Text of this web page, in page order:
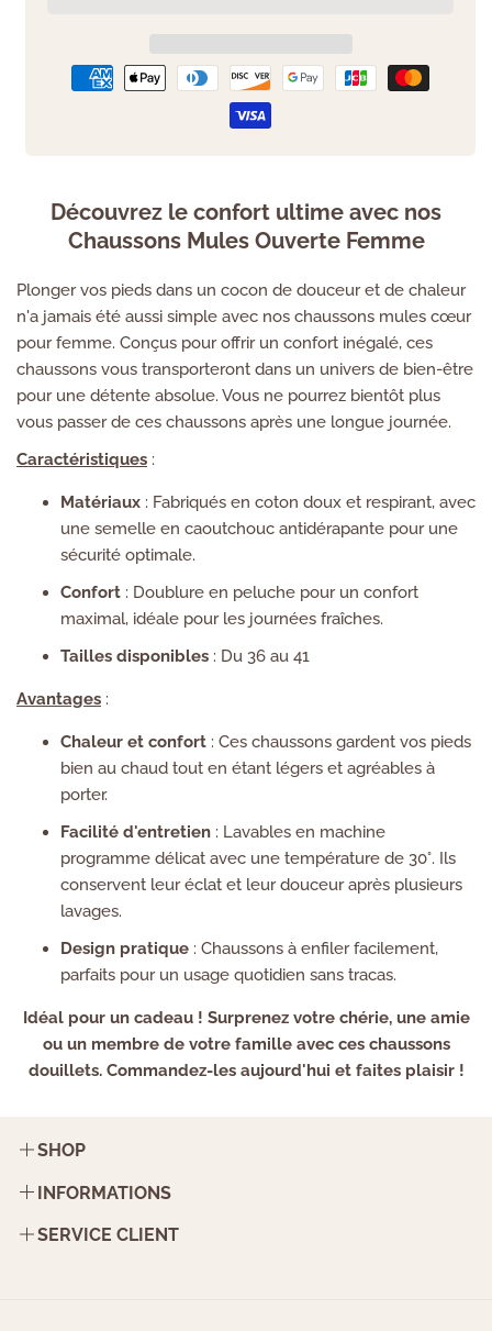
Découvrez le confort ultime avec nos
Chaussons Mules Ouverte Femme
Plonger vos pieds dans un cocon de douceur et de chaleur
n'a jamais été aussi simple avec nos chaussons mules cœur
pour femme. Conçus pour offrir un confort inégalé, ces
chaussons vous transporteront dans un univers de bien-être
pour une détente absolue. Vous ne pourrez bientôt plus
vous passer de ces chaussons après une longue journée.
Caractéristiques :
Matériaux : Fabriqués en coton doux et respirant, avec
une semelle en caoutchouc antidérapante pour une
sécurité optimale.
Confort : Doublure en peluche pour un confort
maximal, idéale pour les journées fraîches.
Tailles disponibles : Du 36 au 41
Avantages :
Chaleur et confort : Ces chaussons gardent vos pieds
bien au chaud tout en étant légers et agréables à
porter.
Facilité d'entretien : Lavables en machine
programme délicat avec une température de 30°. Ils
conservent leur éclat et leur douceur après plusieurs
lavages.
Design pratique : Chaussons à enfiler facilement,
parfaits pour un usage quotidien sans tracas.
Idéal pour un cadeau ! Surprenez votre chérie, une amie
ou un membre de votre famille avec ces chaussons
douillets. Commandez-les aujourd'hui et faites plaisir !
SHOP
Contact
INFORMATIONS
Mentions légales
SERVICE CLIENT